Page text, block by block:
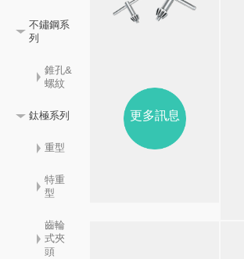
更多訊息
不鏽鋼系
列
錐孔&
螺紋
鈦極系列
重型
特重
型
齒輪
式夾
頭